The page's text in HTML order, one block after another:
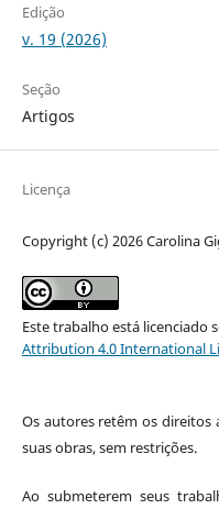
Edição
v. 19 (2026)
Seção
Artigos
Licença
Copyright (c) 2026 Carolina
Este trabalho está licenciado
Attribution 4.0 International
Os autores retêm os direitos
suas obras, sem restrições.
Ao submeterem seus